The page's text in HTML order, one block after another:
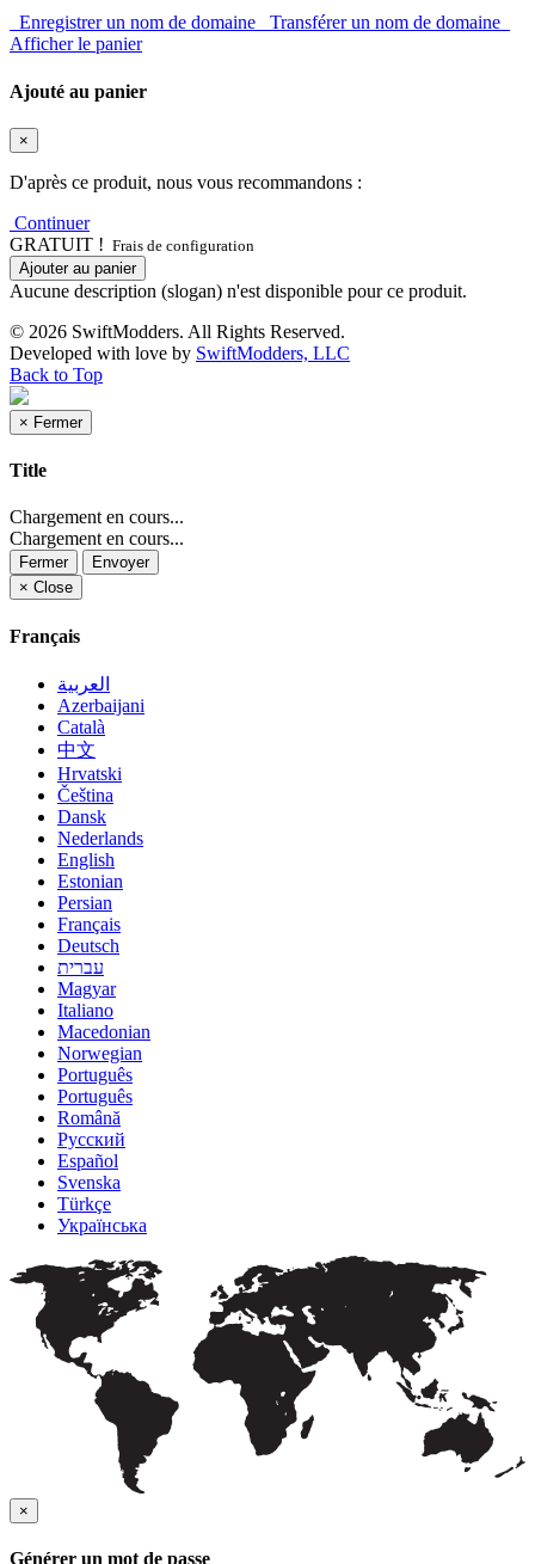
Enregistrer un nom de domaine
Transférer un nom de domaine
Afficher le panier
Ajouté au panier
×
D'après ce produit, nous vous recommandons :
Continuer
GRATUIT ! Frais de configuration
Ajouter au panier
Aucune description (slogan) n'est disponible pour ce produit.
© 2026 SwiftModders. All Rights Reserved.
Developed with love by SwiftModders, LLC
Back to Top
× Fermer
Title
Chargement en cours...
Chargement en cours...
Fermer
Envoyer
× Close
Français
العربية
Azerbaijani
Català
中文
Hrvatski
Čeština
Dansk
Nederlands
English
Estonian
Persian
Français
Deutsch
עברית
Magyar
Italiano
Macedonian
Norwegian
Português
Português
Română
Русский
Español
Svenska
Türkçe
Українська
×
Générer un mot de passe